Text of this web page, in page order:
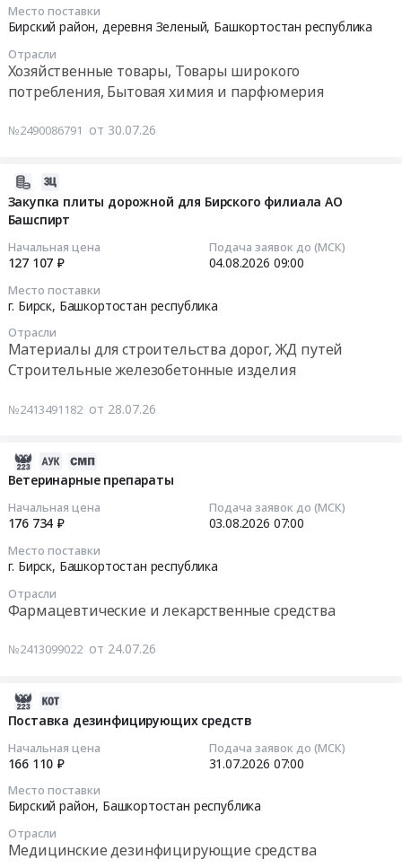
Место поставки
Бирский район, деревня Зеленый, Башкортостан республика
Отрасли
Хозяйственные товары, Товары широкого
потребления, Бытовая химия и парфюмерия
№2490086791 от 30.07.26
Закупка плиты дорожной для Бирского филиала АО
Башспирт
Начальная цена
127 107 ₽
Подача заявок до (МСК)
04.08.2026 09:00
Место поставки
г. Бирск, Башкортостан республика
Отрасли
Материалы для строительства дорог, ЖД путей
Строительные железобетонные изделия
№2413491182 от 28.07.26
Ветеринарные препараты
Начальная цена
176 734 ₽
Подача заявок до (МСК)
03.08.2026 07:00
Место поставки
г. Бирск, Башкортостан республика
Отрасли
Фармацевтические и лекарственные средства
№2413099022 от 24.07.26
Поставка дезинфицирующих средств
Начальная цена
166 110 ₽
Подача заявок до (МСК)
31.07.2026 07:00
Место поставки
Бирский район, Башкортостан республика
Отрасли
Медицинские дезинфицирующие средства